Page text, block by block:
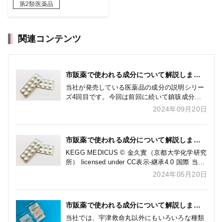
第2類医薬品
関連コンテンツ
市販薬で使われる成分について解説します~
デキストロメトルファン臭化水素酸塩水和
物
当社が発売している医薬品の成分の説明シリー
ズ4回目です。今回は前回に続いて鎮咳成分で
あるデキストロメトルファン臭化水素酸塩水和
デキストロメトルファン臭化水素 […]
2024年09月20日
市販薬で使われる成分について解説します
~dl-メチルエフェドリン塩酸塩
KEGG MEDICUS © 金久實（京都大学化学研究
所） licensed under CC表示-継承4.0 国際 当社
が発売している医薬品にも配合されている成分
2024年05月20日
市販薬で使われる成分について解説します
～アセトアミノフェン編～
当社では、宇津救命丸以外にもいろいろな種類